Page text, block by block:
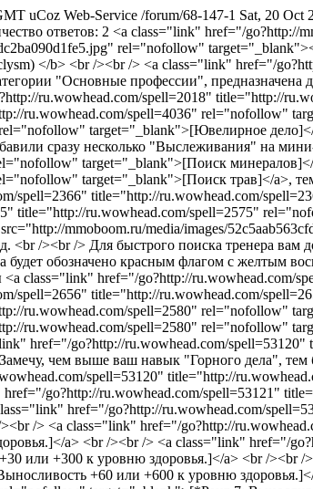
uCoz Web-Service /forum/68-147-1 Sat, 20 Oct
ответов: 2 <a class="link" href="/go?http://mmoboom.ru/media/images/e2cdc2ba090d1fe5.jpg" title="http://mmoboom.ru/media/images/e2cdc2ba090d1fe5.jpg" rel="nofollow" target="_blank"><img src="http://mmoboom.ru/media/images/thumb/e2cdc2ba090d1fe5.jpg" border="0" alt=""/></a> <br /><br /> <b>Горное дело и с чем его едят (Cataclysm) </b> <br /><br /> <a class="link" href="/go?http://ru.wowhead.com/spell=2575" title="http://ru.wowhead.com/spell=2575" rel="nofollow" target="_blank">[Горное дело (Mining)]</a> является из категории "Основные профессии", предназначена для сбора разнообразной руды и драгоценных камней. <br /><br /> Горное дело можно комбинировать с профессиями: "<a class="link" href="/go?http://ru.wowhead.com/spell=2018" title="http://ru.wowhead.com/spell=2018" rel="nofollow" target="_blank">[Кузнечное дело]</a>, <a class="link" href="/go?http://ru.wowhead.com/spell=4036" title="http://ru.wowhead.com/spell=4036" rel="nofollow" target="_blank">[Инженерия]</a> и <a class="link" href="/go?http://ru.wowhead.com/spell=25229" title="http://ru.wowhead.com/spell=25229" rel="nofollow" target="_blank">[Ювелирное дело]</a>", так как она больше всего подходит для этих профессий, а закупка на аукционе обойдется вам в хорошую сумму золотых. В Cataclysm добавили сразу несколько "Выслеживания" на мини-карте, так что с <a class="link" href="/go?http://ru.wowhead.com/spell=2580" title="http://ru.wowhead.com/spell=2580" rel="nofollow" target="_blank">[Поиск минералов]</a> можете отслеживать <a class="link" href="/go?http://ru.wowhead.com/spell=2383" title="http://ru.wowhead.com/spell=2383" rel="nofollow" target="_blank">[Поиск трав]</a>, тем самым даст вам быстрый поиск двух собирательных профессий, если вы решили обучить еще и <a class="link" href="/go?http://ru.wowhead.com/spell=2366" title="http://ru.wowhead.com/spell=2366" rel="nofollow" target="_blank">[Травничество]</a>. <br /><br /> Как вы уже поняли <a class="link" href="/go?http://ru.wowhead.com/spell=2575" title="http://ru.wowhead.com/spell=2575" rel="nofollow" target="_blank">[Горное дело]</a> является одной из прибыльных профессий. <br /><br /> <b>Где обучиться?</b> <br /><br /> <img src="http://mmoboom.ru/media/images/52c5aab563cfdcc2.png" border="0" alt=""/>Обучиться профессии можно в первоначальных локациях вашей расы, во всех столицах, нейтральных городах и т.д. <br /><br /> Для быстрого поиска тренера вам достаточно подойти к охраннику города и поговорить с ним. Выбрать Учитель профессий, а потом "Горное дело". <br /><br /> Место тренера будет обозначено красным флагом с желтым восклицательным знаком на карте. <br /><br /> <b>Обучился, а что дальше?</b> <br /><br /> После обучения профессии вам будут доступны <a class="link" href="/go?http://ru.wowhead.com/spell=53120" title="http://ru.wowhead.com/spell=53120" rel="nofollow" target="_blank">[Крепость]</a>, <a class="link" href="/go?http://ru.wowhead.com/spell=2656" title="http://ru.wowhead.com/spell=2656" rel="nofollow" target="_blank">[Выплавки металлов]</a>, <a class="link" href="/go?http://ru.wowhead.com/spell=2580" title="http://ru.wowhead.com/spell=2580" rel="nofollow" target="_blank">[Поиск минералов]</a>. <br /><br /> 1) <a class="link" href="/go?http://ru.wowhead.com/spell=2580" title="http://ru.wowhead.com/spell=2580" rel="nofollow" target="_blank">[Поиск минералов]</a> <i>как выше уже упоминал, быстрый поиск "Залежи руды" на мини-карте</i>. <br /><br /> 2) <a class="link" href="/go?http://ru.wowhead.com/spell=53120" title="http://ru.wowhead.com/spell=53120" rel="nofollow" target="_blank">[Крепость]</a> <i>небольшой бонус для вас, дает прирост к здоровью. Замечу, чем выше ваш навык "Горного дела", тем больше прирост</i>. <br /><br /> <u>Исходя из правила 1ед.выносливости=10ед.здоровья,то</u>: <br /><br /> <a class="link" href="/go?http://ru.wowhead.com/spell=53120" title="http://ru.wowhead.com/spell=53120" rel="nofollow" target="_blank">[*Ранг